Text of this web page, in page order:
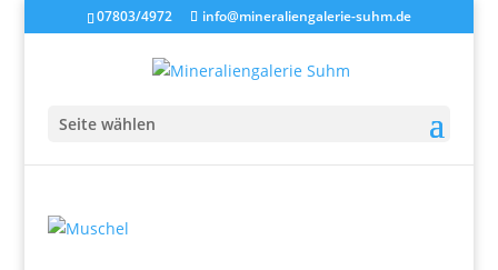
07803/4972 info@mineraliengalerie-suhm.de
Seite wählen